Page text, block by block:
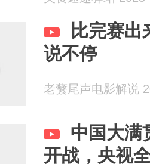
比完赛出
说不停
老蘩尾声电影解说
中国大满
开战，央视